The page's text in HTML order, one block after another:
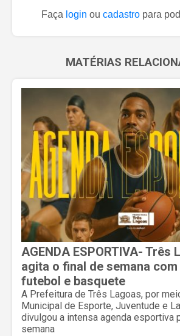
Faça login ou cadastropara
MATÉRIAS
AGENDA ESPORTIVA- Três
agita o final de semana
futebol e basquete
A Prefeitura de Três Lagoas, por
Municipal de Esporte, Juventude e
divulgou a intensa agenda esportiva
semana